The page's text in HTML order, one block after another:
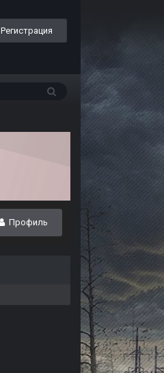
Регистрация
Профиль